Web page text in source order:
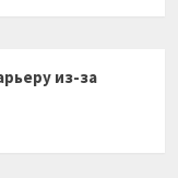
из-за